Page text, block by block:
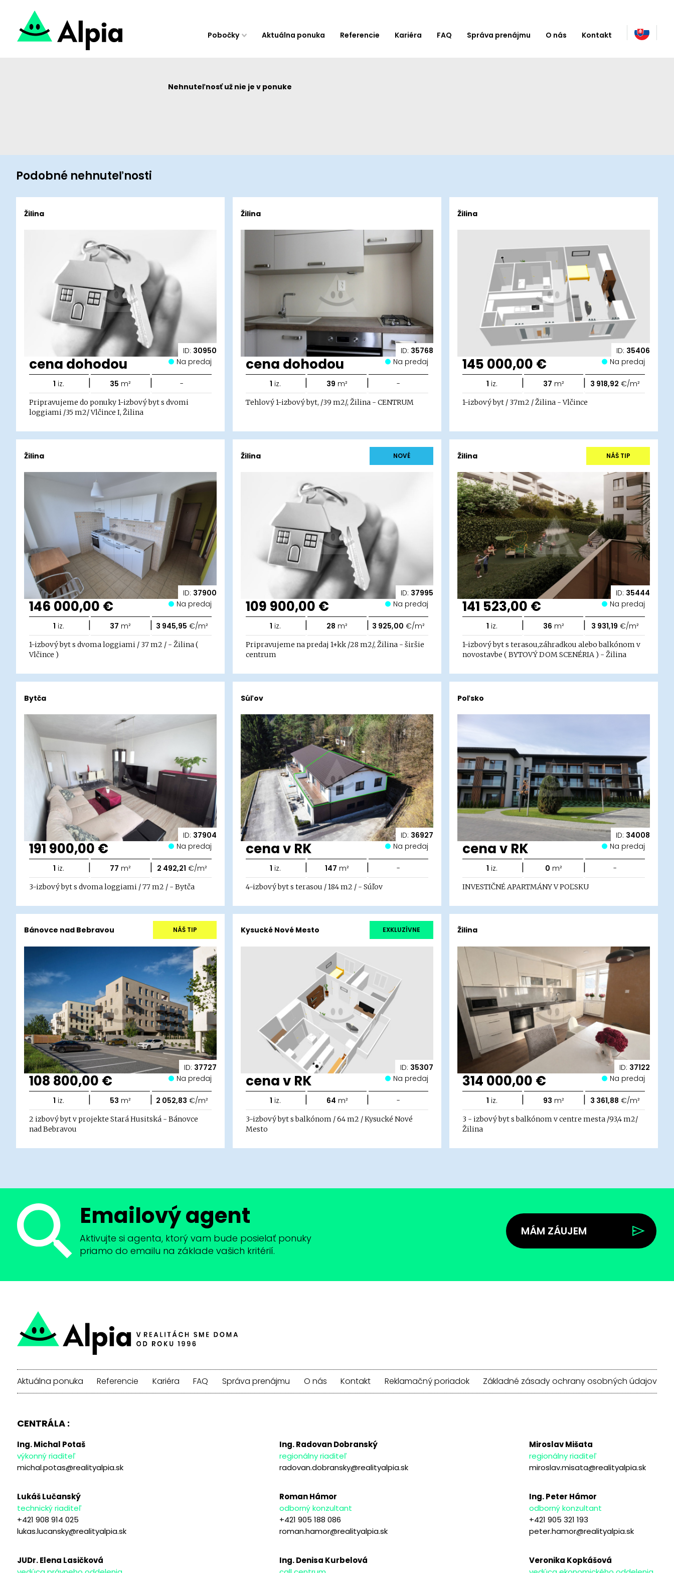
Pobočky Aktuálna ponuka Referencie Kariéra FAQ Správa prenájmu O nás Kontakt
Nehnuteľnosť už nie je v ponuke
Podobné nehnuteľnosti
ID: 30950
Žilina
cena dohodou Na predaj
1 iz. | 35 m² | -
Pripravujeme do ponuky 1-izbový byt s dvomi
loggiami /35 m2/ Vlčince I, Žilina
ID: 35768
Žilina
cena dohodou Na predaj
1 iz. | 39 m² | -
Tehlový 1-izbový byt, /39 m2/, Žilina - CENTRUM
ID: 35406
Žilina
145 000,00 € Na predaj
1 iz. | 37 m² | 3 918,92 €/m²
1-izbový byt / 37m2 / Žilina - Vlčince
ID: 37900
Žilina
146 000,00 € Na predaj
1 iz. | 37 m² | 3 945,95 €/m²
1-izbový byt s dvoma loggiami / 37 m2 / - Žilina (
Vlčince )
ID: 37995
Žilina NOVÉ
109 900,00 € Na predaj
1 iz. | 28 m² | 3 925,00 €/m²
Pripravujeme na predaj 1+kk /28 m2/, Žilina - širšie
centrum
ID: 35444
Žilina NÁŠ TIP
141 523,00 € Na predaj
1 iz. | 36 m² | 3 931,19 €/m²
1-izbový byt s terasou,záhradkou alebo balkónom v
novostavbe ( BYTOVÝ DOM SCENÉRIA ) - Žilina
ID: 37904
Bytča
191 900,00 € Na predaj
1 iz. | 77 m² | 2 492,21 €/m²
3-izbový byt s dvoma loggiami / 77 m2 / - Bytča
ID: 36927
Súľov
cena v RK Na predaj
1 iz. | 147 m² | -
4-izbový byt s terasou / 184 m2 / - Súľov
ID: 34008
Poľsko
cena v RK Na predaj
1 iz. | 0 m² | -
INVESTIČNÉ APARTMÁNY V POĽSKU
ID: 37727
Bánovce nad Bebravou NÁŠ TIP
108 800,00 € Na predaj
1 iz. | 53 m² | 2 052,83 €/m²
2 izbový byt v projekte Stará Husitská - Bánovce
nad Bebravou
ID: 35307
Kysucké Nové Mesto EXKLUZÍVNE
cena v RK Na predaj
1 iz. | 64 m² | -
3-izbový byt s balkónom / 64 m2 / Kysucké Nové
Mesto
ID: 37122
Žilina
314 000,00 € Na predaj
1 iz. | 93 m² | 3 361,88 €/m²
3 - izbový byt s balkónom v centre mesta /93,4 m2/
Žilina
Emailový agent
Aktivujte si agenta, ktorý vam bude posielať ponuky
priamo do emailu na základe vašich kritérií.
MÁM ZÁUJEM
Aktuálna ponuka Referencie Kariéra FAQ Správa prenájmu O nás Kontakt Reklamačný poriadok Základné zásady ochrany osobných údajov
CENTRÁLA :
Ing. Michal Potaš
výkonný riaditeľ
michal.potas@realityalpia.sk
Ing. Radovan Dobranský
regionálny riaditeľ
radovan.dobransky@realityalpia.sk
Miroslav Mišata
regionálny riaditeľ
miroslav.misata@realityalpia.sk
Lukáš Lučanský
technický riaditeľ
+421 908 914 025
lukas.lucansky@realityalpia.sk
Roman Hámor
odborný konzultant
+421 905 188 086
roman.hamor@realityalpia.sk
Ing. Peter Hámor
odborný konzultant
+421 905 321 193
peter.hamor@realityalpia.sk
JUDr. Elena Lasičková
Ing. Denisa Kurbelová
Veronika Kopkášová